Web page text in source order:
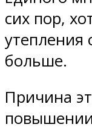
сих пор,
утепления
больше.
Причина